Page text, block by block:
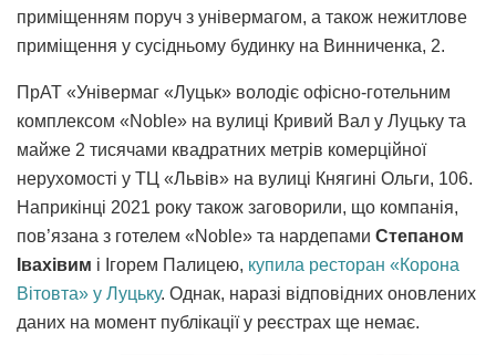
приміщенням поруч з універмагом, а також нежитлове
приміщення у сусідньому будинку на Винниченка, 2.
ПрАТ «Універмаг «Луцьк» володіє офісно-готельним
комплексом «Noble» на вулиці Кривий Вал у Луцьку та
майже 2 тисячами квадратних метрів комерційної
нерухомості у ТЦ «Львів» на вулиці Княгині Ольги, 106.
Наприкінці 2021 року також заговорили, що компанія,
пов’язана з готелем «Noble» та нардепами Степаном
Івахівим і Ігорем Палицею, купила ресторан «Корона
Вітовта» у Луцьку. Однак, наразі відповідних оновлених
даних на момент публікації у реєстрах ще немає.